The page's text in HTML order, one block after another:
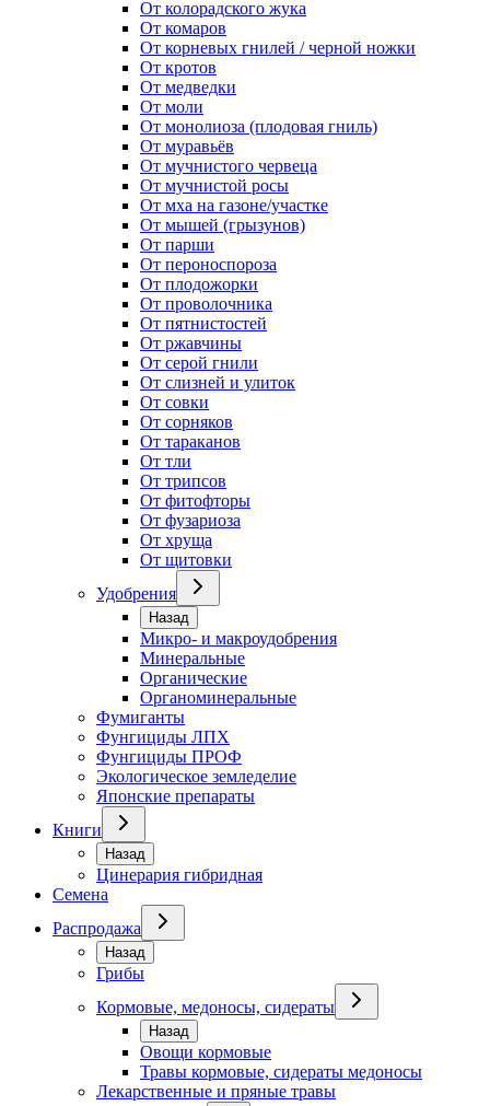
От колорадского жука
От комаров
От корневых гнилей / черной ножки
От кротов
От медведки
От моли
От монолиоза (плодовая гниль)
От муравьёв
От мучнистого червеца
От мучнистой росы
От мха на газоне/участке
От мышей (грызунов)
От парши
От пероноспороза
От плодожорки
От проволочника
От пятнистостей
От ржавчины
От серой гнили
От слизней и улиток
От совки
От сорняков
От тараканов
От тли
От трипсов
От фитофторы
От фузариоза
От хруща
От щитовки
Удобрения
Назад
Микро- и макроудобрения
Минеральные
Органические
Органоминеральные
Фумиганты
Фунгициды ЛПХ
Фунгициды ПРОФ
Экологическое земледелие
Японские препараты
Книги
Назад
Цинерария гибридная
Семена
Распродажа
Назад
Грибы
Кормовые, медоносы, сидераты
Назад
Овощи кормовые
Травы кормовые, сидераты медоносы
Лекарственные и пряные травы